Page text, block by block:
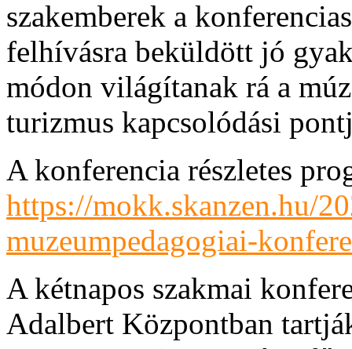
szakemberek a
felhívásra beküldött jó
módon világítanak rá a
turizmus kapcsolódási
A konferencia részletes
https://mokk.skanzen.hu/
muzeumpedagogiai-
A kétnapos szakmai
Adalbert Központban